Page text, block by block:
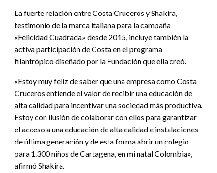
La fuerte relación entre Costa Cruceros y Shakira,
testimonio de la marca italiana para la campaña
«Felicidad Cuadrada» desde 2015, incluye también la
activa participación de Costa en el programa
filantrópico diseñado por la Fundación que ella creó.
«Estoy muy feliz de saber que una empresa como Costa
Cruceros entiende el valor de recibir una educación de
alta calidad para incentivar una sociedad más productiva.
Estoy con ilusión de colaborar con ellos para garantizar
el acceso a una educación de alta calidad e instalaciones
de última generación y de esta forma abrir un colegio
para 1.300 niños de Cartagena, en mi natal Colombia»,
afirmó Shakira.